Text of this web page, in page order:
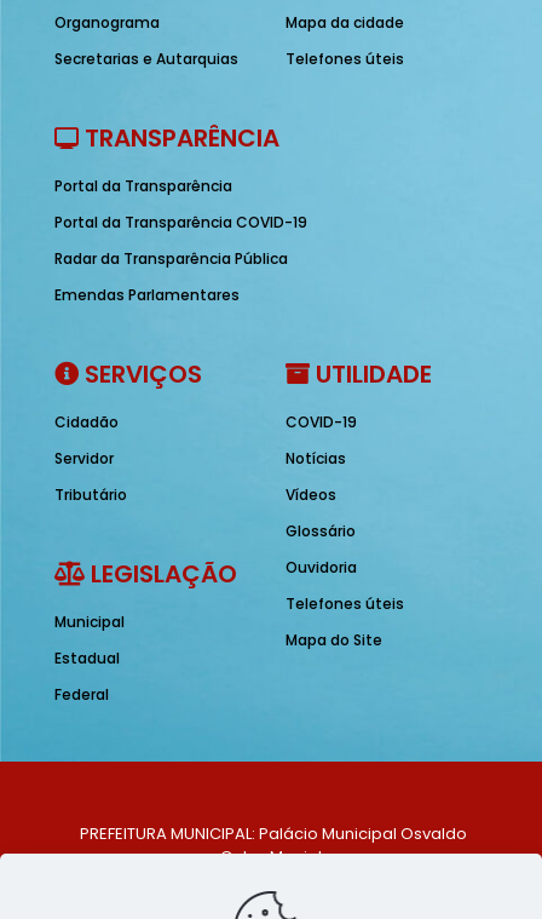
Organograma
Secretarias e Autarquias
Mapa da cidade
Telefones úteis
TRANSPARÊNCIA
Portal da Transparência
Portal da Transparência COVID-19
Radar da Transparência Pública
Emendas Parlamentares
SERVIÇOS
Cidadão
Servidor
Tributário
LEGISLAÇÃO
Municipal
Estadual
Federal
UTILIDADE
COVID-19
Notícias
Vídeos
Glossário
Ouvidoria
Telefones úteis
Mapa do Site
PREFEITURA MUNICIPAL: Palácio Municipal Osvaldo
Celso Maciel
Centro, São Bento do Una - PE. CEP: 553370-128